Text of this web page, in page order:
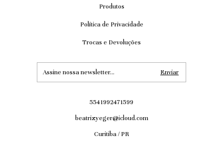
Produtos
Política de Privacidade
Trocas e Devoluções
5541992471599
beatrizyeger@icloud.com
Curitiba / PR